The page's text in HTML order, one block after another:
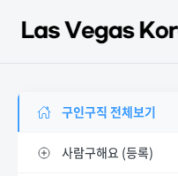
구인구직 전체보기
사람구해요 (등록)